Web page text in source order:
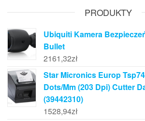
PRODUKTY
Ubiquiti Kamera
Bullet
2161,32zł
Star Micronics Europ
Dots/Mm (203 Dpi) Cutter
(39442310)
1528,94zł